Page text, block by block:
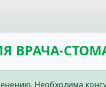
ВРАЧА-
Необходима